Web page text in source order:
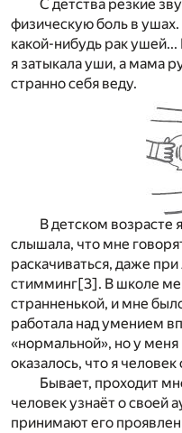
С детства резкие
физическую боль в ушах.
какой-нибудь рак ушей...
я затыкала уши, а мама
странно себя веду.
В детском возрасте
слышала, что мне
раскачиваться, даже
стимминг[3] . В школе
странненькой, и мне
работала над умением
«нормальной», но у
оказалось, что я человек
Бывает, проходит
человек узнаёт о своей
принимают его